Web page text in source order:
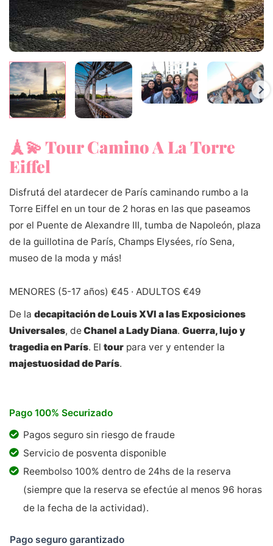
🗼💫 Tour Camino A La Torre
Eiffel
Disfrutá del atardecer de París caminando rumbo a la
Torre Eiffel en un tour de 2 horas en las que paseamos
por el Puente de Alexandre III, tumba de Napoleón, plaza
de la guillotina de París, Champs Elysées, río Sena,
museo de la moda y más!
MENORES (5-17 años) €45 · ADULTOS €49
De la decapitación de Louis XVI a las Exposiciones
Universales, deChanel a Lady Diana. Guerra, lujo y
tragedia en París. El tour para ver y entender la
majestuosidad de París.
Pago 100% Securizado
Pagos seguro sin riesgo de fraude
Servicio de posventa disponible
Reembolso 100% dentro de 24hs de la reserva
(siempre que la reserva se efectúe al menos 96 horas
de la fecha de la actividad).
Pago seguro garantizado